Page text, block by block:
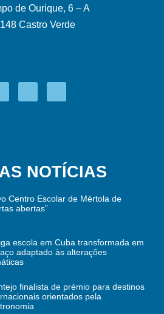
de Ourique, 6 – A
Castro Verde
NOTÍCIAS
Centro Escolar de Mértola de
abertas”
escola em Cuba transformada em
adaptado às alterações
finalista de prémio para destinos
orientados pela